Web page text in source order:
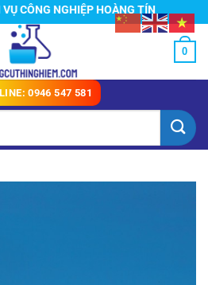
NGHIỆP HOÀNG TÍN
0
0946 547 581